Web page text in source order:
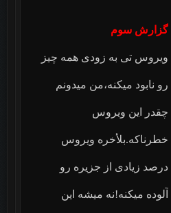
گزارش سوم‎‎
ویروس تی به زودی همه چیز
رو نابود میکنه،من میدونم
چقدر این ویروس
خطرناکه.بلأخره ویروس
درصد زیادی از جزیره رو
آلوده میکنه!نه میشه این